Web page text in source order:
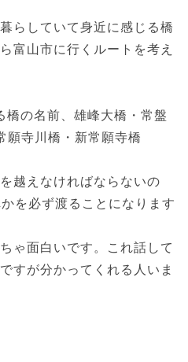
らしていて身近に感じる橋
山市に行くルートを考え
越えなければならないの
を必ず渡ることになります
ゃ面白いです。これ話して
すが分かってくれる人いま